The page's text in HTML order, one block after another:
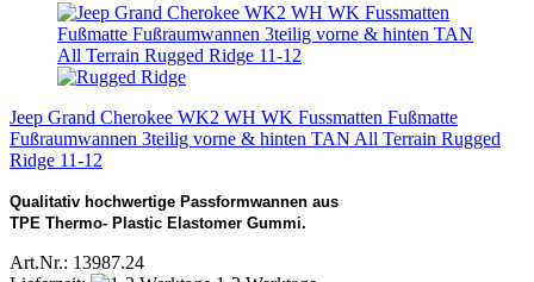
Jeep Grand Cherokee WK2 WH WK Fussmatten Fußmatte
Fußraumwannen 3teilig vorne & hinten TAN All Terrain Rugged
Ridge 11-12
Qualitativ hochwertige Passformwannen aus
TPE Thermo- Plastic Elastomer Gummi.
Art.Nr.: 13987.24